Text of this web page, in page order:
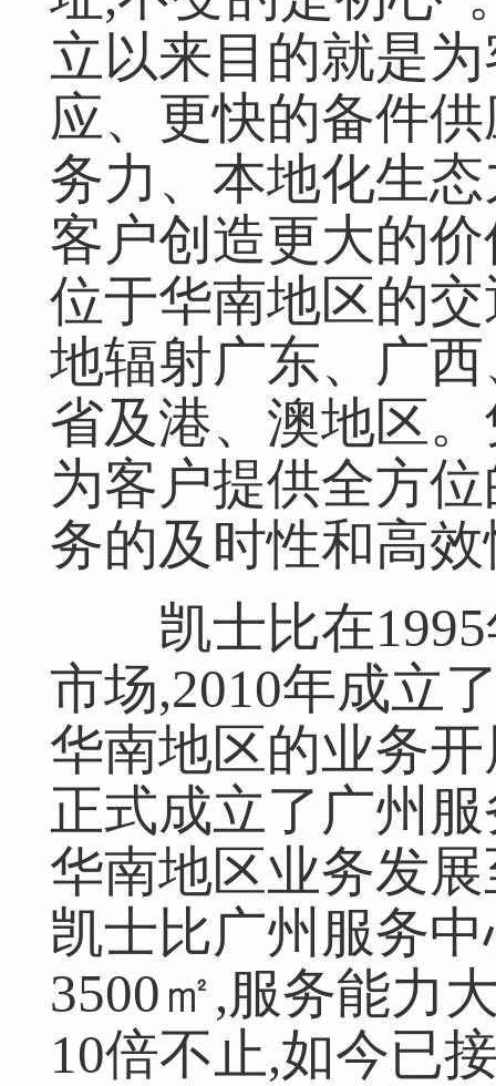
立以来目的就是
应、更快的备件
务力、本地化生
客户创造更大的
位于华南地区的
地辐射广东、广
省及港、澳地区
为客户提供全方
务的及时性和高
凯士比在1995
市场,2010年成立
华南地区的业务
正式成立了广州
华南地区业务发
凯士比广州服务
3500㎡,服务能力
10倍不止,如今已